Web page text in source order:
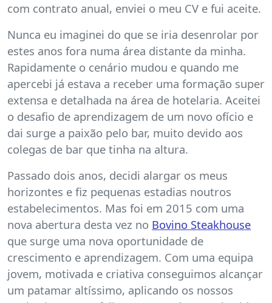
com contrato anual, enviei o meu CV e fui aceite.
Nunca eu imaginei do que se iria desenrolar por
estes anos fora numa área distante da minha.
Rapidamente o cenário mudou e quando me
apercebi já estava a receber uma formação super
extensa e detalhada na área de hotelaria. Aceitei
o desafio de aprendizagem de um novo ofício e
dai surge a paixão pelo bar, muito devido aos
colegas de bar que tinha na altura.
Passado dois anos, decidi alargar os meus
horizontes e fiz pequenas estadias noutros
estabelecimentos. Mas foi em 2015 com uma
nova abertura desta vez no Bovino Steakhouse
que surge uma nova oportunidade de
crescimento e aprendizagem. Com uma equipa
jovem, motivada e criativa conseguimos alcançar
um patamar altíssimo, aplicando os nossos